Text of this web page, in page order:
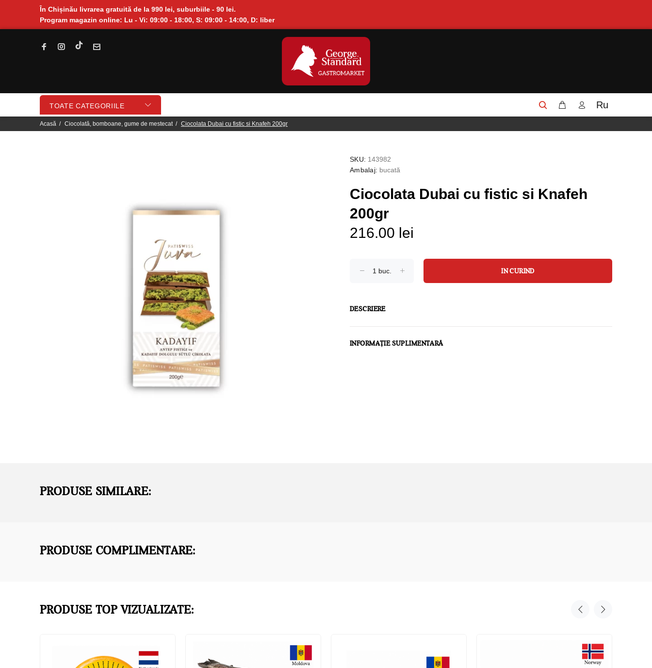
În Chișinău livrarea gratuită de la 990 lei, suburbiile - 90 lei.
Program magazin online: Lu - Vi: 09:00 - 18:00, S: 09:00 - 14:00, D: liber
TOATE CATEGORIILE Ru
Acasă Ciocolată, bomboane, gume de mestecat Ciocolata Dubai cu fistic si Knafeh 200gr
SKU: 143982
Ambalaj: bucată
Ciocolata Dubai cu fistic si Knafeh
200gr
216.00 lei
IN CURIND
DESCRIERE
INFORMAȚIE SUPLIMENTARĂ
PRODUSE SIMILARE:
PRODUSE COMPLIMENTARE:
PRODUSE TOP VIZUALIZATE: